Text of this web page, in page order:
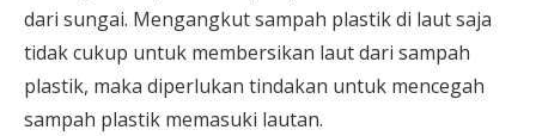
dari sungai. Mengangkut sampah plastik di laut saja
tidak cukup untuk membersikan laut dari sampah
plastik, maka diperlukan tindakan untuk mencegah
sampah plastik memasuki lautan.